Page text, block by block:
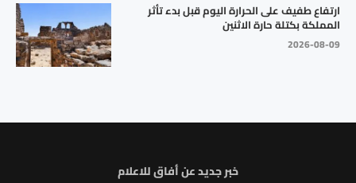
ارتفاع طفيف على الحرارة اليوم قبل بدء تأثر
المملكة بكتلة حارة الاثنين
2026-08-09
خبر جديد عن أفاق للاعلام